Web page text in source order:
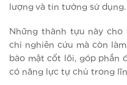
lượng và tin tưởng sử dụng.
Những thành tựu này cho
chỉ nghiên cứu mà còn
bảo mật cốt lõi, góp phần
có năng lực tự chủ trong